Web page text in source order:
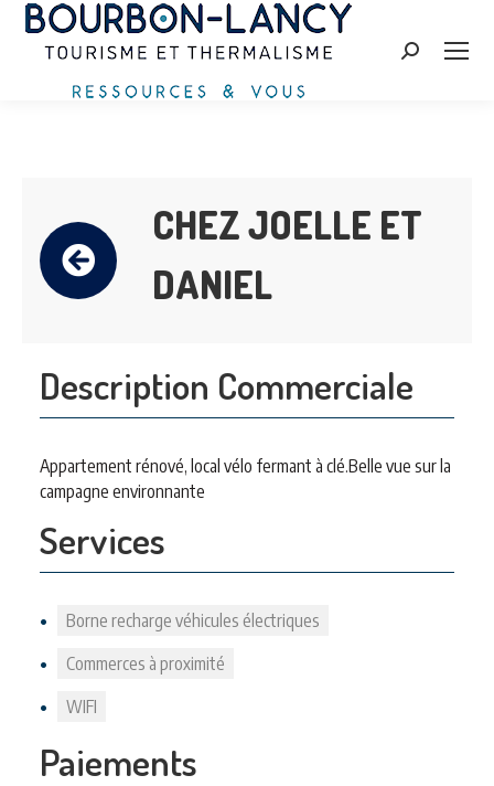
Search:
CHEZ JOELLE ET
DANIEL
Description Commerciale
Appartement rénové, local vélo fermant à clé.Belle vue sur la
campagne environnante
Services
Borne recharge véhicules électriques
Commerces à proximité
WIFI
Paiements